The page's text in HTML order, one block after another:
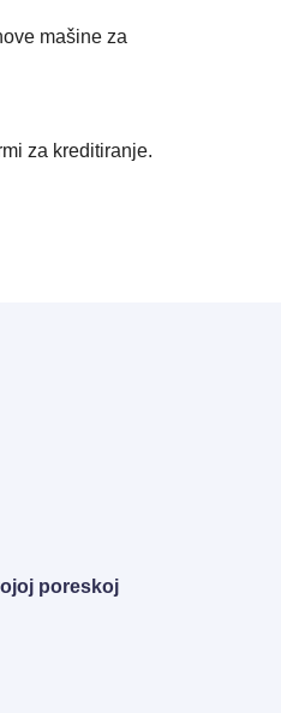
mašine za
za kreditiranje.
poreskoj